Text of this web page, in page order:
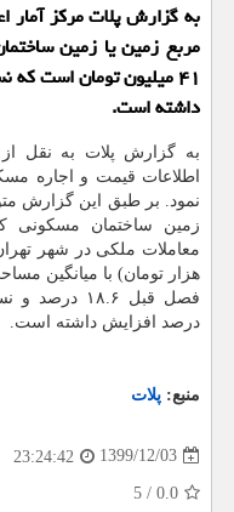
به گزارش پلات مرکز
مربع زمین یا زمین
داشته است.
به گزارش پلات به نقل
اطلاعات قیمت و اجاره
نمود. بر طبق این گزارش
زمین ساختمان مسکونی
درصد افزایش داشته است.
منبع: پلات
1399/12/03
23:24:42
0.0
/
5